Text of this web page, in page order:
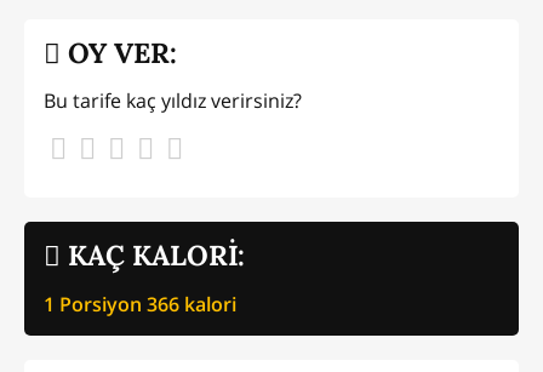
KAÇ KALORİ:
1 Porsiyon 366 kalori
OY VER:
Bu tarife kaç yıldız verirsiniz?